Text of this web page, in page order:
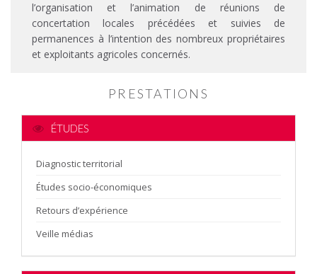
l’organisation et l’animation de réunions de
concertation locales précédées et suivies de
permanences à l’intention des nombreux propriétaires
et exploitants agricoles concernés.
PRESTATIONS
ÉTUDES
Diagnostic territorial
Études socio-économiques
Retours d’expérience
Veille médias